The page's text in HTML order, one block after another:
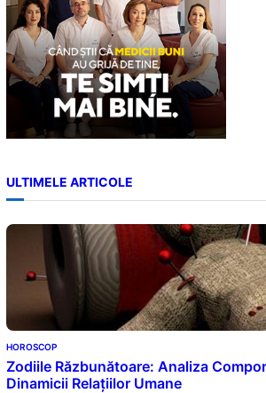
ULTIMELE ARTICOLE
HOROSCOP
Zodiile Răzbunătoare: Analiza
Dinamicii Relațiilor Umane